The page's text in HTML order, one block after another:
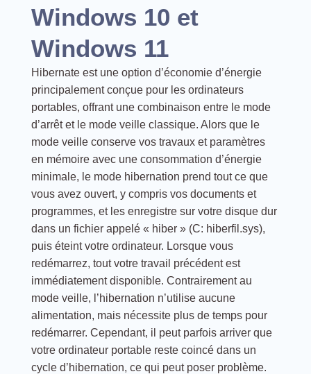
Windows 10 et
Windows 11
Hibernate est une option d’économie d’énergie
principalement conçue pour les ordinateurs
portables, offrant une combinaison entre le mode
d’arrêt et le mode veille classique. Alors que le
mode veille conserve vos travaux et paramètres
en mémoire avec une consommation d’énergie
minimale, le mode hibernation prend tout ce que
vous avez ouvert, y compris vos documents et
programmes, et les enregistre sur votre disque dur
dans un fichier appelé « hiber » (C: hiberfil.sys),
puis éteint votre ordinateur. Lorsque vous
redémarrez, tout votre travail précédent est
immédiatement disponible. Contrairement au
mode veille, l’hibernation n’utilise aucune
alimentation, mais nécessite plus de temps pour
redémarrer. Cependant, il peut parfois arriver que
votre ordinateur portable reste coincé dans un
cycle d’hibernation, ce qui peut poser problème.